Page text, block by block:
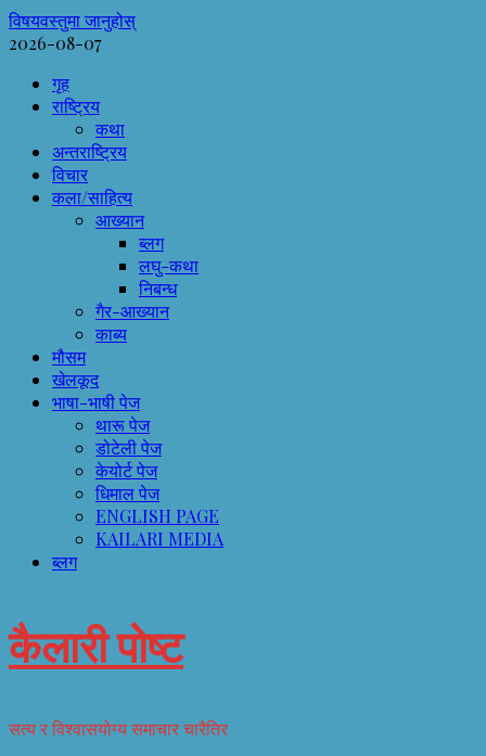
विषयवस्तुमा जानुहोस्
2026-08-07
गृह
राष्ट्रिय
कथा
अन्तराष्ट्रिय
विचार
कला/साहित्य
आख्यान
ब्लग
लघु-कथा
निबन्ध
गैर-आख्यान
काब्य
मौसम
खेलकूद
भाषा-भाषी पेज
थारू पेज
डोटेली पेज
केयोर्ट पेज
धिमाल पेज
ENGLISH PAGE
KAILARI MEDIA
ब्लग
कैलारी पोष्ट
सत्य र विश्वासयोग्य समाचार चारैतिर